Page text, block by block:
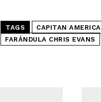
TAGS CAPITAN AMERICA
FARÁNDULA CHRIS EVANS